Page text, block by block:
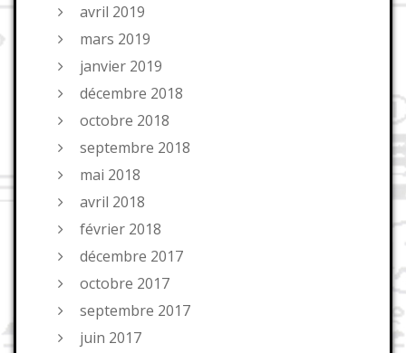
avril 2019
mars 2019
janvier 2019
décembre 2018
octobre 2018
septembre 2018
mai 2018
avril 2018
février 2018
décembre 2017
octobre 2017
septembre 2017
juin 2017